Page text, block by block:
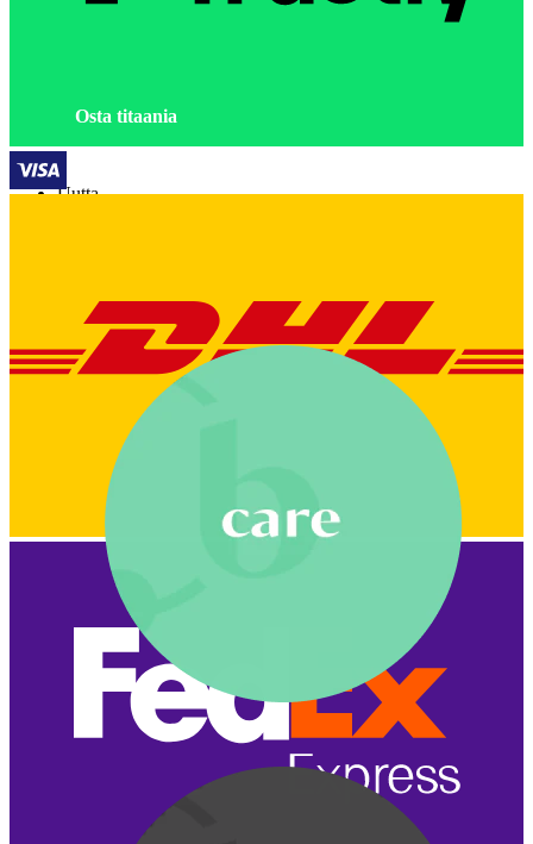
Osta titaania
Uutta
Brands
Bodymod Care